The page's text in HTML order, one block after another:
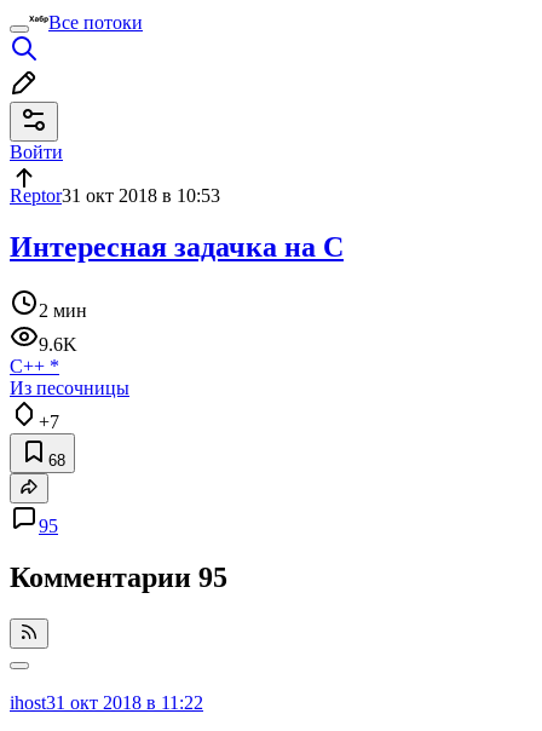
Все потоки
Войти
Reptor31 окт 2018 в 10:53
Интересная задачка на С
2 мин
9.6K
C++ *
Из песочницы
+7
68
95
Комментарии 95
ihost31 окт 2018 в 11:22